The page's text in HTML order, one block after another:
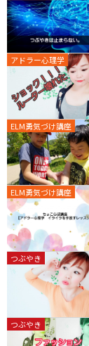
アドラー心理学
ELM勇気づけ講座
ELM勇気づけ講座
つぶやき
つぶやき